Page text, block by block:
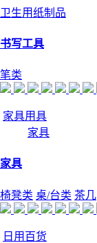
卫生用纸制品
书写工具
笔类
家具用具
家具
家具
椅凳类 桌/台类 茶几
日用百货